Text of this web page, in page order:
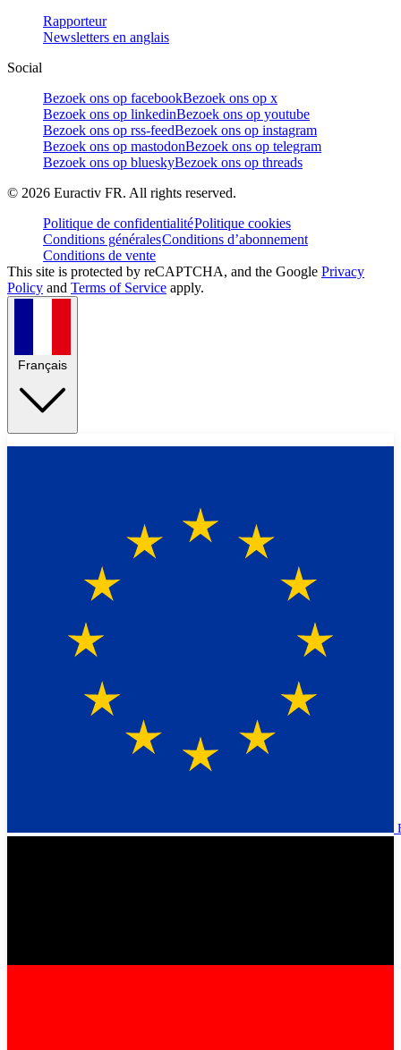
Rapporteur
Newsletters en anglais
Social
Bezoek ons op facebookBezoek ons op x
Bezoek ons op linkedinBezoek ons op youtube
Bezoek ons op rss-feedBezoek ons op instagram
Bezoek ons op mastodonBezoek ons op telegram
Bezoek ons op blueskyBezoek ons op threads
© 2026 Euractiv FR. All rights reserved.
Politique de confidentialitéPolitique cookies
Conditions généralesConditions d’abonnement
Conditions de vente
This site is protected by reCAPTCHA, and the Google Privacy
Policy and Terms of Service apply.
Français